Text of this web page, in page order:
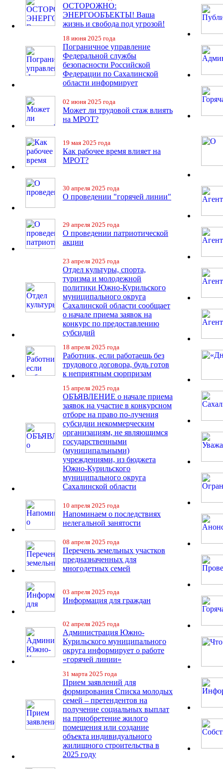
ОСТОРОЖНО:
ЭНЕРГООБЪЕКТЫ! Ваша
жизнь и свобода под угрозой!
18 июня 2025 года
Пограничное управление
Федеральной службы
безопасности Российской
Федерации по Сахалинской
области информирует
02 июня 2025 года
Может ли трудовой стаж влиять
на МРОТ?
19 мая 2025 года
Как рабочее время влияет на
МРОТ?
30 апреля 2025 года
О проведении "горячей линии"
29 апреля 2025 года
О проведении патриотической
акции
23 апреля 2025 года
Отдел культуры, спорта,
туризма и молодежной
политики Южно-Курильского
муниципального округа
Сахалинской области сообщает
о начале приема заявок на
конкурс по предоставлению
субсидий
18 апреля 2025 года
Работник, если работаешь без
трудового договора, будь готов
к неприятным сюрпризам
15 апреля 2025 года
ОБЪЯВЛЕНИЕ о начале приема
заявок на участие в конкурсном
отборе на право по-лучения
субсидии некоммерческим
организациям, не являющимся
государственными
(муниципальными)
учреждениями, из бюджета
Южно-Курильского
муниципального округа
Сахалинской области
10 апреля 2025 года
Напоминаем о последствиях
нелегальной занятости
08 апреля 2025 года
Перечень земельных участков
предназначенных для
многодетных семей
03 апреля 2025 года
Информация для граждан
02 апреля 2025 года
Администрация Южно-
Курильского муниципального
округа информирует о работе
«горячей линии»
31 марта 2025 года
Прием заявлений для
формирования Списка молодых
семей – претендентов на
получение социальных выплат
на приобретение жилого
помещения или создание
объекта индивидуального
жилищного строительства в
2025 году